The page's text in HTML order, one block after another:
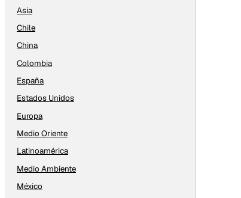
Asia
Chile
China
Colombia
España
Estados Unidos
Europa
Medio Oriente
Latinoamérica
Medio Ambiente
México